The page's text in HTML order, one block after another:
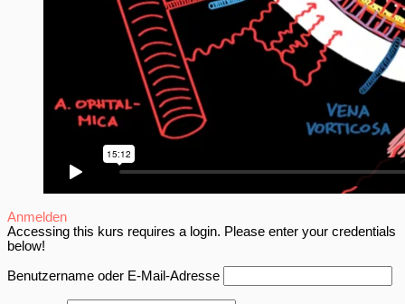
Anmelden
Accessing this kurs requires a login. Please enter your credentials
below!
Benutzername oder E-Mail-Adresse